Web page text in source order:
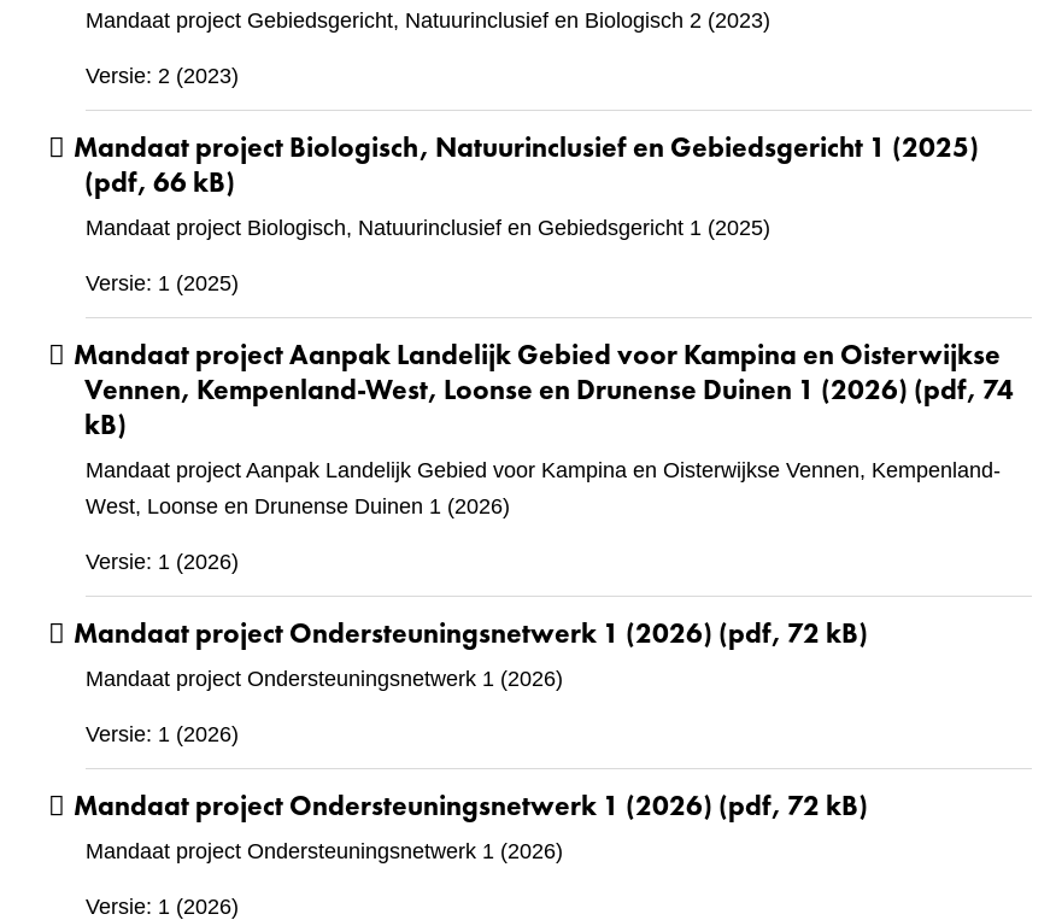
Mandaat project Gebiedsgericht, Natuurinclusief en Biologisch 2 (2023)
Versie: 2 (2023)
Mandaat project Biologisch, Natuurinclusief en Gebiedsgericht 1 (2025)
(pdf, 66 kB)
Mandaat project Biologisch, Natuurinclusief en Gebiedsgericht 1 (2025)
Versie: 1 (2025)
Mandaat project Aanpak Landelijk Gebied voor Kampina en Oisterwijkse
Vennen, Kempenland-West, Loonse en Drunense Duinen 1 (2026) (pdf, 74
kB)
Mandaat project Aanpak Landelijk Gebied voor Kampina en Oisterwijkse Vennen, Kempenland-
West, Loonse en Drunense Duinen 1 (2026)
Versie: 1 (2026)
Mandaat project Ondersteuningsnetwerk 1 (2026) (pdf, 72 kB)
Mandaat project Ondersteuningsnetwerk 1 (2026)
Versie: 1 (2026)
Mandaat project Ondersteuningsnetwerk 1 (2026) (pdf, 72 kB)
Mandaat project Ondersteuningsnetwerk 1 (2026)
Versie: 1 (2026)